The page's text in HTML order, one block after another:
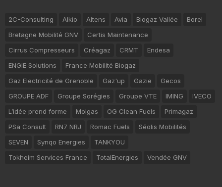
2C-Consulting Alkio Altens Avia Biogaz Vallée
Borel
Bretagne Mobilité GNV
Certis Maintenance
Cirrus Compresseurs
Créagaz CRMT
Endesa
ENGIE Solutions
France Mobilité Biogaz
Gaz Electricité de Grenoble
Gaz'up Gazie
Gecos
GROUPE ADF
Groupe Sorégies Groupe VTE IMING
IVECO
L’idée prend forme
Molgas OG Clean Fuels
Primagaz
PSa Consult
RN7 NRJ Romac Fuels
Séolis Mobilités
SEVEN
Synqo Energies
TANKYOU
Tokheim Services France
TotalEnergies Vendée GNV